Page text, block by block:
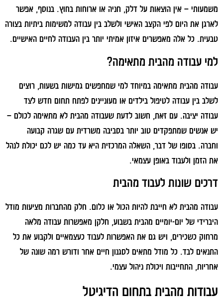
משמעותי – אין הוצאות על דלק, חניה או ארוחות בחוץ. בנוסף, אפשר
לארגן את היום לפי הקצב האישי ולשלב בין עבודה למשימות ביתיות בצורה
טבעית. כל אלה מאפשרים איזון אמיתי יותר בין העבודה לחיים האישיים.
למי עבודה מהבית מתאימה?
עבודה מהבית מתאימה במיוחד למי שמחפשים גמישות בשעות, רוצים
לשלב בין עבודה לטיפול בילדים או מעוניינים לפתח תחום חדש לצד
עבודה יציבה. עם זאת, חשוב לדעת שעבודה מהבית לא מתאימה לכולם –
יש אנשים שמתפקדים טוב יותר בסביבה משרדית עם שגרה קבועה
וחברה. בסופו של דבר, השאלה המרכזית היא עד כמה יש לכם יכולת לנהל
את הזמן ולעבוד באופן עצמאי.
דרכים שונות לעבוד מהבית
עבודה מהבית לא חייבת להיות הכול או כלום. חלק מהחברות מציעות מודל
היברידי של יום-יומיים מהבית בשבוע, חלקן מאפשרות עבודה מלאה
מרחוק כשכירים, ויש גם את האפשרות לעבוד כעצמאיים ולקבוע את כל
התנאים לבד. כל מודל מתאים לסגנון חיים אחר ודורש רמה שונה של
אחריות, התחייבות ויכולת ניהול עצמי.
עבודות מהבית בתחום הדיגיטל